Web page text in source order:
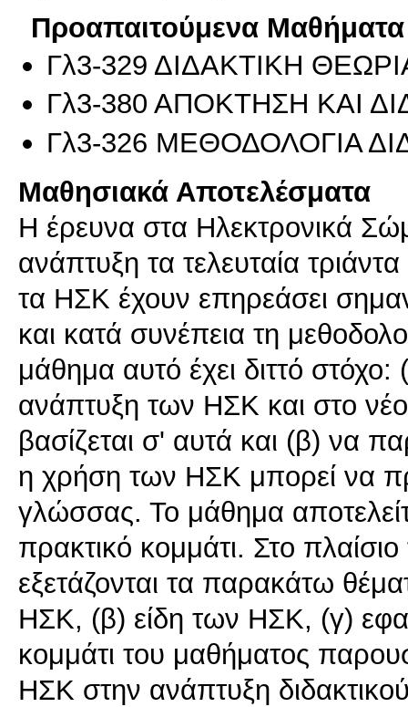
Προαπαιτούμενα Μαθήματα
Γλ3-329 ΔΙΔΑΚΤΙΚΗ
Γλ3-380 ΑΠΟΚΤΗΣΗ ΚΑΙ
Γλ3-326 ΜΕΘΟΔΟΛΟΓΙΑ
Μαθησιακά Αποτελέσματα
Η έρευνα στα Ηλεκτρονικά
ανάπτυξη τα τελευταία
τα ΗΣΚ έχουν επηρεάσει
και κατά συνέπεια τη
μάθημα αυτό έχει διττό στόχο:
ανάπτυξη των ΗΣΚ και στο
βασίζεται σ' αυτά και (β) να
η χρήση των ΗΣΚ μπορεί να
γλώσσας. Το μάθημα
πρακτικό κομμάτι. Στο
εξετάζονται τα παρακάτω
ΗΣΚ, (β) είδη των ΗΣΚ, (γ)
κομμάτι του μαθήματος
ΗΣΚ στην ανάπτυξη